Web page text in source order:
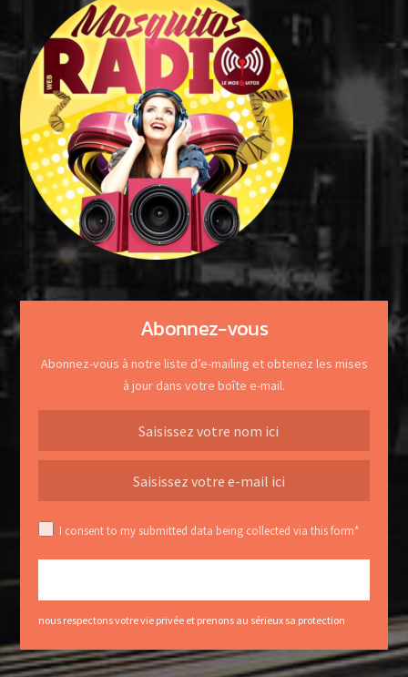
Abonnez-vous
Abonnez-vous à notre liste d’e-mailing et obtenez les mises
à jour dans votre boîte e-mail.
I consent to my submitted data being collected via this form*
nous respectons votre vie privée et prenons au sérieux sa protection